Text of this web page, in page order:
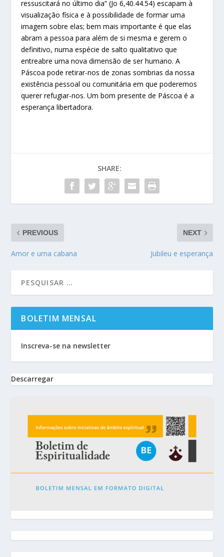
ressuscitará no último dia” (Jo 6,40.44.54) escapam à
visualização física e à possibilidade de formar uma
imagem sobre elas; bem mais importante é que elas
abram a pessoa para além de si mesma e gerem o
definitivo, numa espécie de salto qualitativo que
entreabre uma nova dimensão de ser humano. A
Páscoa pode retirar-nos de zonas sombrias da nossa
existência pessoal ou comunitária em que poderemos
querer refugiar-nos. Um bom presente de Páscoa é a
esperança libertadora.
SHARE:
PREVIOUS
Amor e uma cabana
NEXT
Jubileu e esperança
BOLETIM MENSAL
Inscreva-se na newsletter
Descarregar